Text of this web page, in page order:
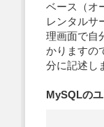
ベース（オ
レンタルサ
理画面で自
かりますの
分に記述し
MySQLの